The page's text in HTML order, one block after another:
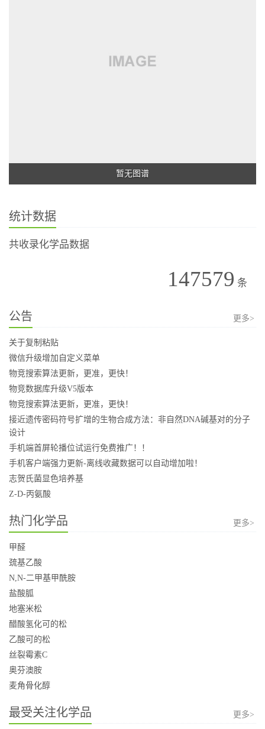
暂无图谱
统计数据
共收录化学品数据
147579 条
公告 更多>
关于复制粘贴
微信升级增加自定义菜单
物竞搜索算法更新，更准，更快！
物竞数据库升级V5版本
物竞搜索算法更新，更准，更快！
接近遗传密码符号扩增的生物合成方法：非自然DNA碱基对的分子
设计
手机端首屏轮播位试运行免费推广！！
手机客户端强力更新-离线收藏数据可以自动增加啦！
志贺氏菌显色培养基
Z-D-丙氨酸
热门化学品 更多>
甲醛
巯基乙酸
N,N-二甲基甲酰胺
盐酸胍
地塞米松
醋酸氢化可的松
乙酸可的松
丝裂霉素C
奥芬澳胺
麦角骨化醇
最受关注化学品 更多>